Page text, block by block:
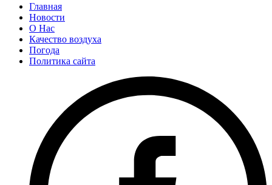
Главная
Новости
О Нас
Качество воздуха
Погода
Политика сайта